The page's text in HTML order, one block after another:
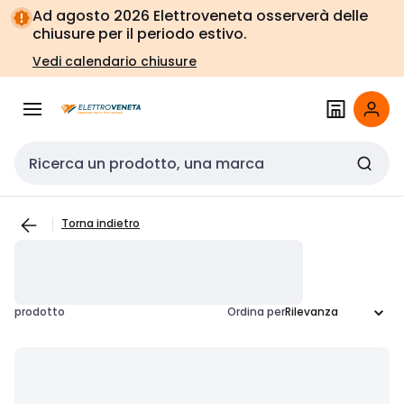
Vai alla
navigazione
Vai
alla
pagina
Ad agosto 2026 Elettroveneta osserverà delle
chiusure per il periodo estivo.
Vedi calendario chiusure
Cerca input
Torna indietro
prodotto Ordina per